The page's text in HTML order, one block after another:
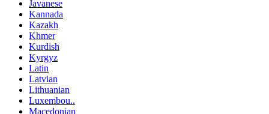
Javanese
Kannada
Kazakh
Khmer
Kurdish
Kyrgyz
Latin
Latvian
Lithuanian
Luxembou..
Macedonian